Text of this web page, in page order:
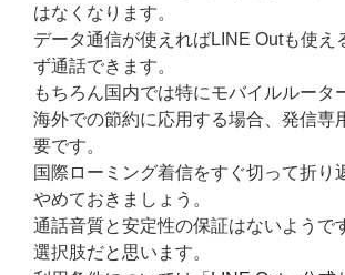
はなくなります。
データ通信が使えればLINE Outも使
ず通話できます。
もちろん国内では特にモバイルルータ
海外での節約に応用する場合、発信専
要です。
国際ローミング着信をすぐ切って折り
やめておきましょう。
通話音質と安定性の保証はないようで
選択肢だと思います。